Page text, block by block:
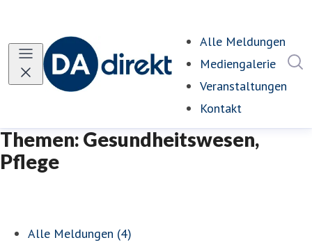
Alle Meldungen
Mediengalerie
Veranstaltungen
Kontakt
Themen: Gesundheitswesen,
Pflege
Alle Meldungen (4)